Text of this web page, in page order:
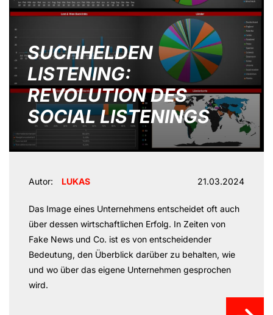
SUCHHELDEN
LISTENING:
REVOLUTION DES
SOCIAL LISTENINGS
Autor: LUKAS 21.03.2024
Das Image eines Unternehmens entscheidet oft auch
über dessen wirtschaftlichen Erfolg. In Zeiten von
Fake News und Co. ist es von entscheidender
Bedeutung, den Überblick darüber zu behalten, wie
und wo über das eigene Unternehmen gesprochen
wird.